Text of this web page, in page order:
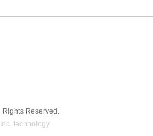
Rights Reserved.
technology.